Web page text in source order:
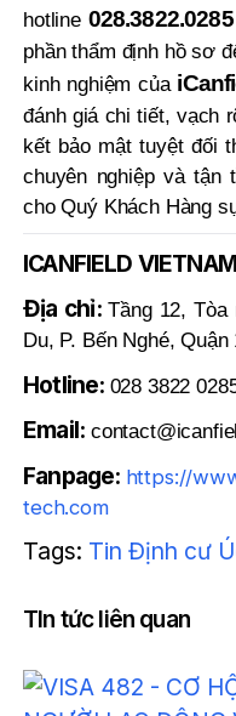
hotline 028.3822.0285
phần thẩm định hồ sơ
kinh nghiệm của
đánh giá chi tiết, vạch
kết bảo mật tuyệt đối
chuyên nghiệp và tận
cho Quý Khách Hàng
ICANFIELD VIETNAM
Địa chỉ:Tầng 12, Tòa
Du, P. Bến Nghé, Quận
Hotline: 028 3822
Email:
Fanpage: https://
tech.com
Tags: Tin Định cư
TIn tức liên quan